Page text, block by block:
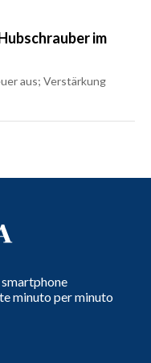
im
aus; Verstärkung
minuto per minuto